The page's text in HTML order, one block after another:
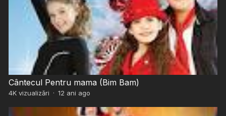
Cântecul Pentru mama (Bim Bam)
4Kvizualizări · 12 ani ago